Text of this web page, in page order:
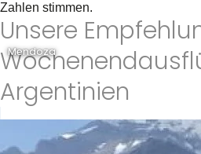
Zahlen stimmen.
Unsere
Argentinien
Mendoza